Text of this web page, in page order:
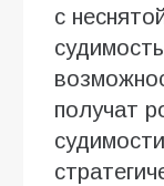
с
получат